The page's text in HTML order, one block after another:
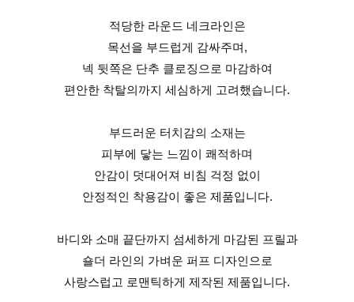
적당한 라운드 네크라인은
목선을 부드럽게 감싸주며,
넥 뒷쪽은 단추 클로징으로 마감하여
편안한 착탈의까지 세심하게 고려했습니다.
부드러운 터치감의 소재는
피부에 닿는 느낌이 쾌적하며
안감이 덧대어져 비침 걱정 없이
안정적인 착용감이 좋은 제품입니다.
바디와 소매 끝단까지 섬세하게 마감된 프릴과
숄더 라인의 가벼운 퍼프 디자인으로